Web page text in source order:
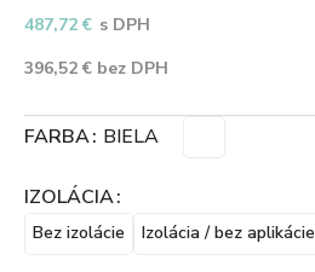
487,72€ s DPH
396,52€ bez DPH
FARBA BIELA
IZOLÁCIA
Bez izolácie Izolácia / bez aplikácie